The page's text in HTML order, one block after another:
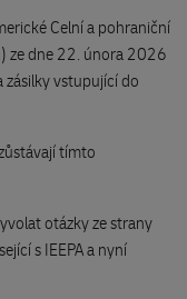
Celní a pohraniční
ze dne 22. února 2026
zásilky vstupující do
tímto
otázky ze strany
s IEEPA a nyní